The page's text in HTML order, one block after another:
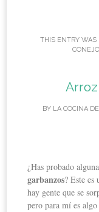
THIS ENTRY WAS
CONEJO
BY LA COCINA
¿Has probado
garbanzos? Este
hay gente que se
pero para mí es